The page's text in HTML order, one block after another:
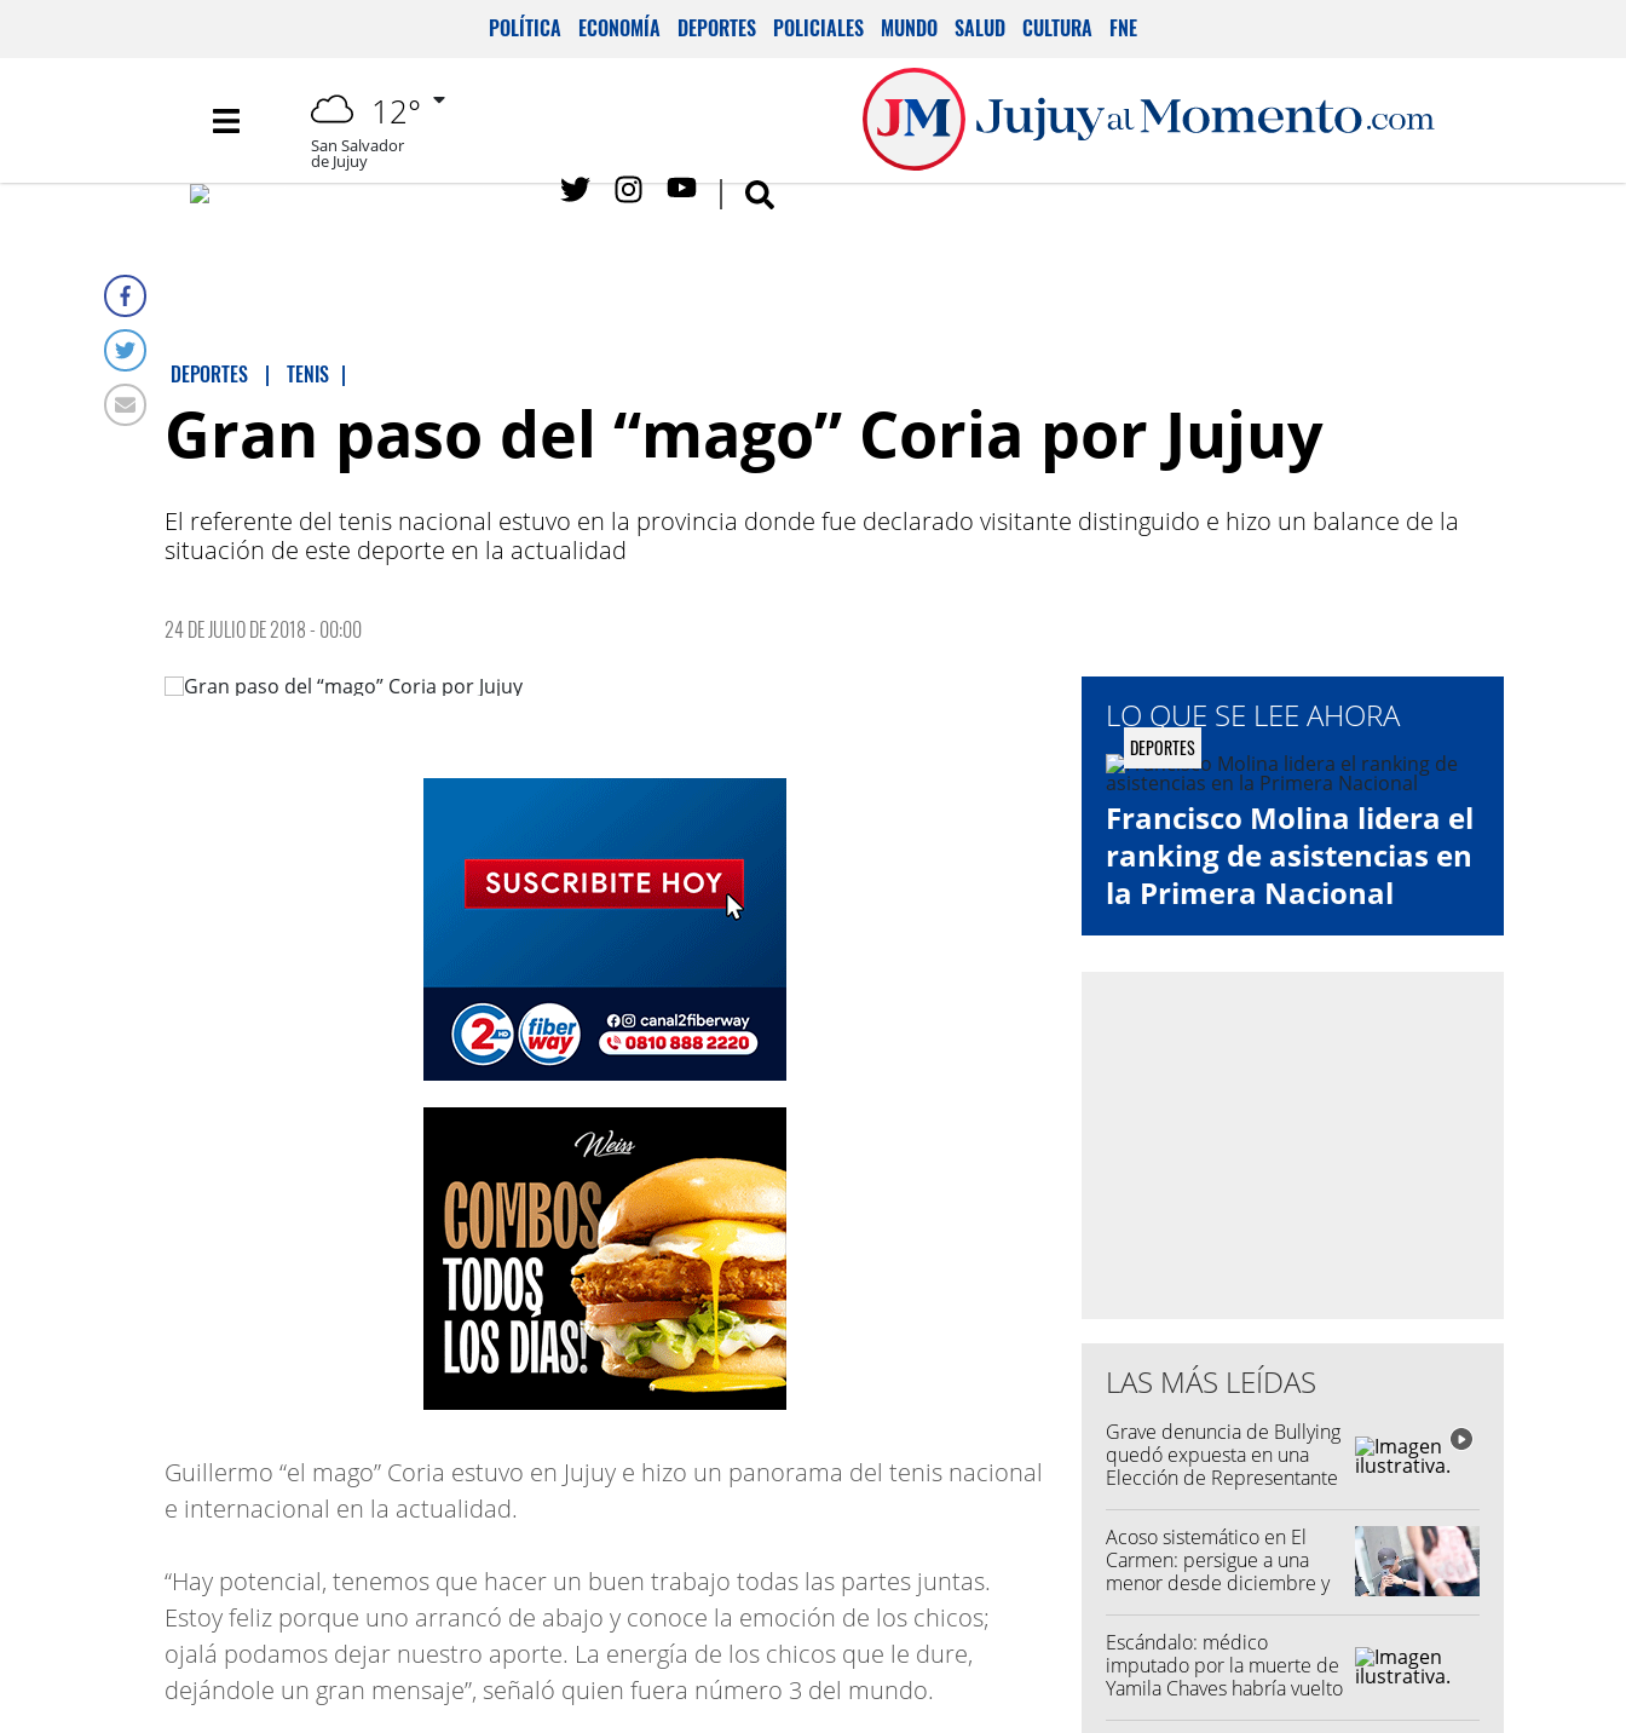
POLÍTICA ECONOMÍA DEPORTES POLICIALES MUNDO SALUD CULTURA FNE
12°
San Salvador
de Jujuy
DEPORTES | TENIS |
Gran paso del “mago” Coria por Jujuy
El referente del tenis nacional estuvo en la provincia donde fue declarado visitante distinguido e hizo un balance de la
situación de este deporte en la actualidad
24 DE JULIO DE 2018 - 00:00
Guillermo “el mago” Coria estuvo en Jujuy e hizo un panorama del tenis nacional
e internacional en la actualidad.
“Hay potencial, tenemos que hacer un buen trabajo todas las partes juntas.
Estoy feliz porque uno arrancó de abajo y conoce la emoción de los chicos;
ojalá podamos dejar nuestro aporte. La energía de los chicos que le dure,
dejándole un gran mensaje”, señaló quien fuera número 3 del mundo.
LO QUE SE LEE AHORA
DEPORTES
Francisco Molina lidera el
ranking de asistencias en
la Primera Nacional
LAS MÁS LEÍDAS
Grave denuncia de Bullying
quedó expuesta en una
Elección de Representante
Acoso sistemático en El
Carmen: persigue a una
menor desde diciembre y
Escándalo: médico
imputado por la muerte de
Yamila Chaves habría vuelto